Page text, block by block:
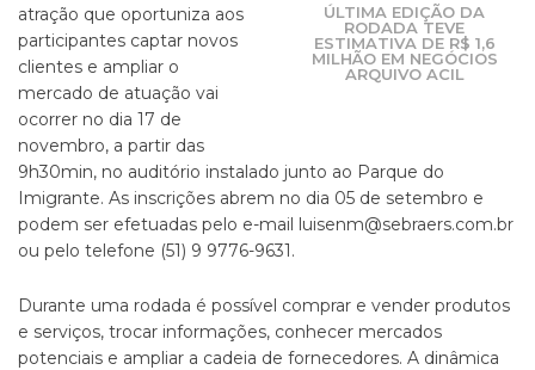
ÚLTIMA EDIÇÃO DA
RODADA TEVE
ESTIMATIVA DE R$ 1,6
MILHÃO EM NEGÓCIOS
ARQUIVO ACIL
atração que oportuniza aos
participantes captar novos
clientes e ampliar o
mercado de atuação vai
ocorrer no dia 17 de
novembro, a partir das
9h30min, no auditório instalado junto ao Parque do
Imigrante. As inscrições abrem no dia 05 de setembro e
podem ser efetuadas pelo e-mail luisenm@sebraers.com.br
ou pelo telefone (51) 9 9776-9631.
Durante uma rodada é possível comprar e vender produtos
e serviços, trocar informações, conhecer mercados
potenciais e ampliar a cadeia de fornecedores. A dinâmica